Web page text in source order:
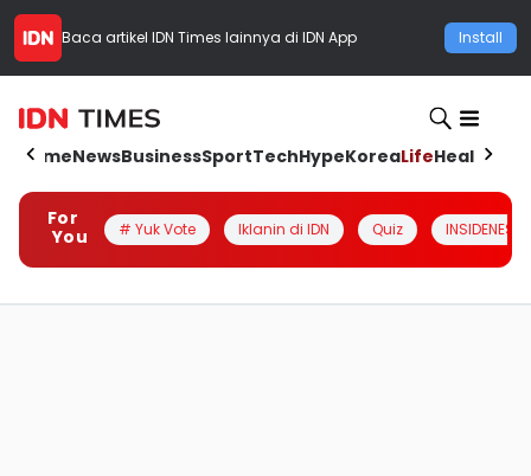
Baca artikel IDN Times lainnya di IDN App Install
HomeNewsBusinessSportTechHypeKoreaLifeHealth
For
You
# Yuk Vote Iklanin di IDN Quiz INSIDENESIA